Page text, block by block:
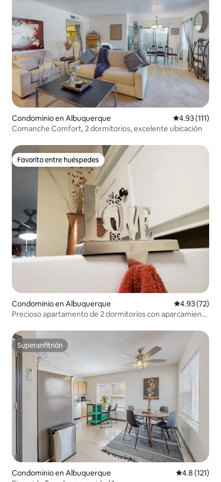
Condominio en Albuquerque Calificación
4.93 (111)
Comanche Comfort, 2 dormitorios, excelente ubicación
Favorito entre huéspedes
Favorito entre huéspedes
Condominio en Albuquerque Calificación
4.93 (72)
Precioso apartamento de 2 dormitorios con aparcamiento
Superanfitrión
Superanfitrión
Condominio en Albuquerque Calificación
4.8 (121)